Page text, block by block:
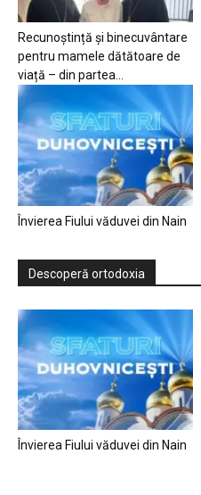
Recunoștință și binecuvântare
pentru mamele dătătoare de
viață – din partea...
Învierea Fiului văduvei din Nain
Descoperă ortodoxia
Învierea Fiului văduvei din Nain